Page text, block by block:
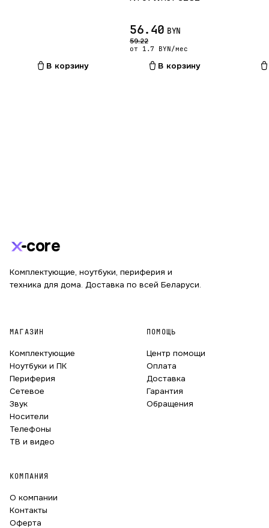
В корзину
56.40 BYN
59.22
от 1.7 BYN/мес
В корзину
core
Комплектующие, ноутбуки, периферия и
техника для дома. Доставка по всей Беларуси.
МАГАЗИН
Комплектующие
Ноутбуки и ПК
Периферия
Сетевое
Звук
Носители
Телефоны
ТВ и видео
ПОМОЩЬ
Центр помощи
Оплата
Доставка
Гарантия
Обращения
КОМПАНИЯ
О компании
Контакты
Оферта